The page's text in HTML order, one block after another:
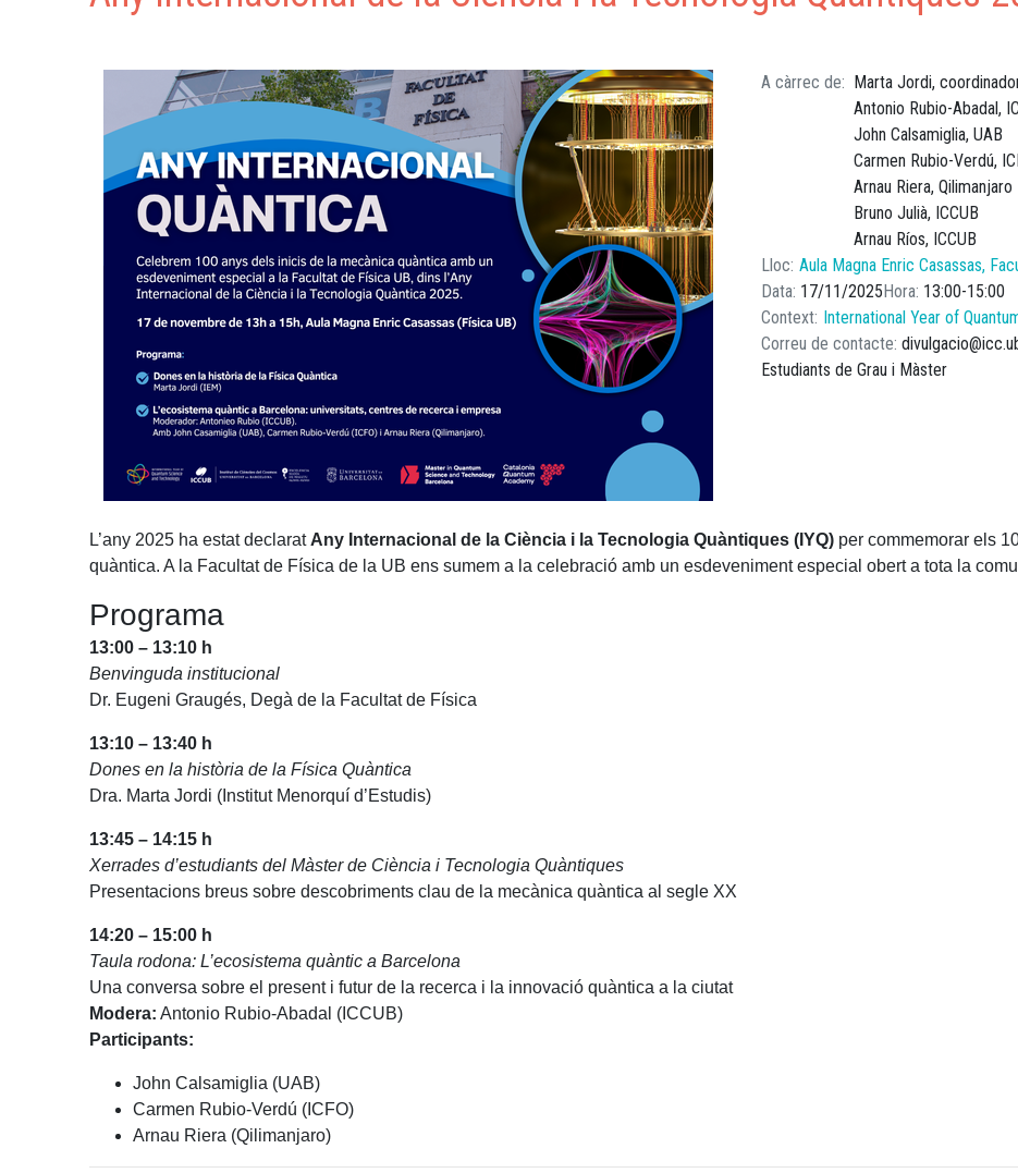
A càrrec de
Marta Jordi,
Antonio Rubio-Abadal,
John Calsamiglia, UAB
Carmen Rubio-Verdú,
Arnau Riera, Qilimanjaro
Bruno Julià, ICCUB
Arnau Ríos, ICCUB
Lloc Aula Magna Enric Casassas,
Data 17/11/2025Hora 13:00 15:00
Context International Year of
Correu de contacte
Estudiants de Grau i Màster
L’any 2025 ha estat declarat Any Internacional de la Ciència i la Tecnologia Quàntiques (IYQ) per commemorar els
quàntica. A la Facultat de Física de la UB ens sumem a la celebració amb un esdeveniment especial obert a tota la
Programa
13:00 – 13:10 h
Benvinguda institucional
Dr. Eugeni Graugés, Degà de la Facultat de Física
13:10 – 13:40 h
Dones en la història de la Física Quàntica
Dra. Marta Jordi (Institut Menorquí d’Estudis)
13:45 – 14:15 h
Xerrades d’estudiants del Màster de Ciència i Tecnologia Quàntiques
Presentacions breus sobre descobriments clau de la mecànica quàntica al segle XX
14:20 – 15:00 h
Taula rodona: L’ecosistema quàntic a Barcelona
Una conversa sobre el present i futur de la recerca i la innovació quàntica a la ciutat
Modera: Antonio Rubio-Abadal (ICCUB)
Participants:
John Calsamiglia (UAB)
Carmen Rubio-Verdú (ICFO)
Arnau Riera (Qilimanjaro)